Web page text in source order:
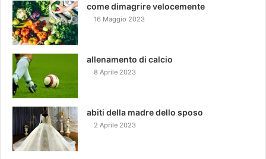
come dimagrire velocemente
16 Maggio 2023
allenamento di calcio
8 Aprile 2023
abiti della madre dello sposo
2 Aprile 2023